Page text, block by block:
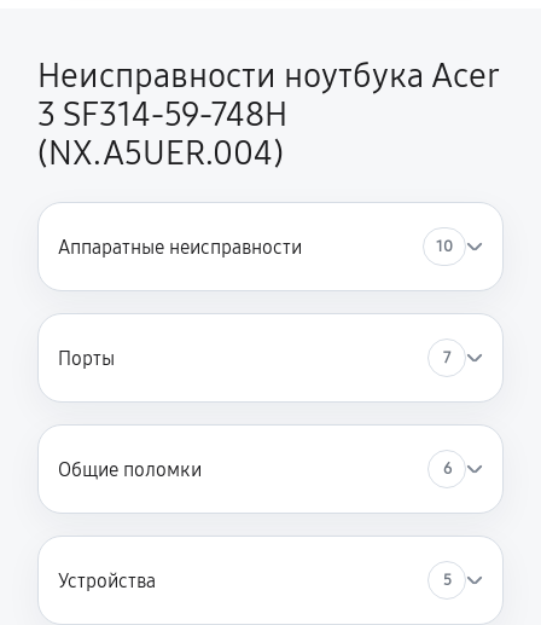
Неисправности ноутбука Acer
3 SF314-59-748H
(NX.A5UER.004)
Аппаратные неисправности 10
Порты 7
Общие поломки 6
Устройства 5